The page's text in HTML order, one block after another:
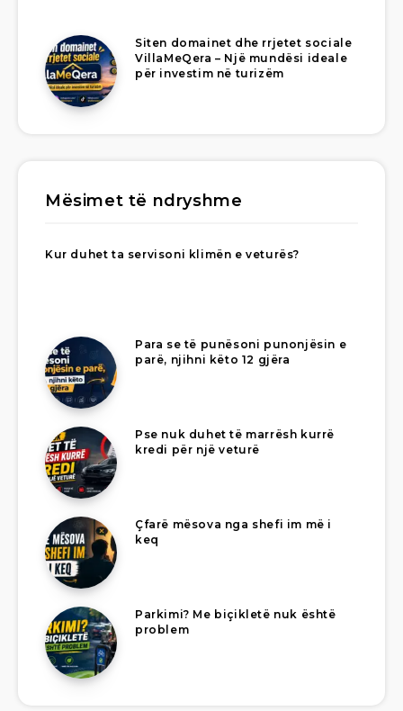
Siten domainet dhe rrjetet sociale
VillaMeQera – Një mundësi ideale
për investim në turizëm
Mësimet të ndryshme
Kur duhet ta servisoni klimën e veturës?
Para se të punësoni punonjësin e
parë, njihni këto 12 gjëra
Pse nuk duhet të marrësh kurrë
kredi për një veturë
Çfarë mësova nga shefi im më i
keq
Parkimi? Me biçikletë nuk është
problem